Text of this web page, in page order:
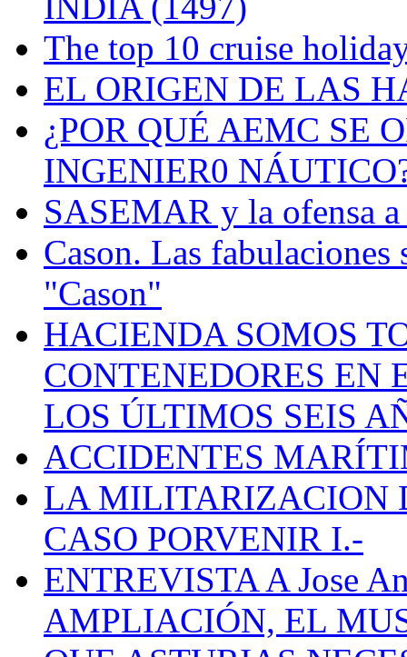
The top 10 cruise
EL ORIGEN DE LAS
¿POR QUÉ AEMC SE
INGENIER0
SASEMAR y la ofensa a
Cason. Las fabulaciones
"Cason"
HACIENDA SOMOS
CONTENEDORES EN
LOS ÚLTIMOS SEIS
ACCIDENTES
LA MILITARIZACION
CASO PORVENIR I.-
ENTREVISTA A Jose
AMPLIACIÓN, EL